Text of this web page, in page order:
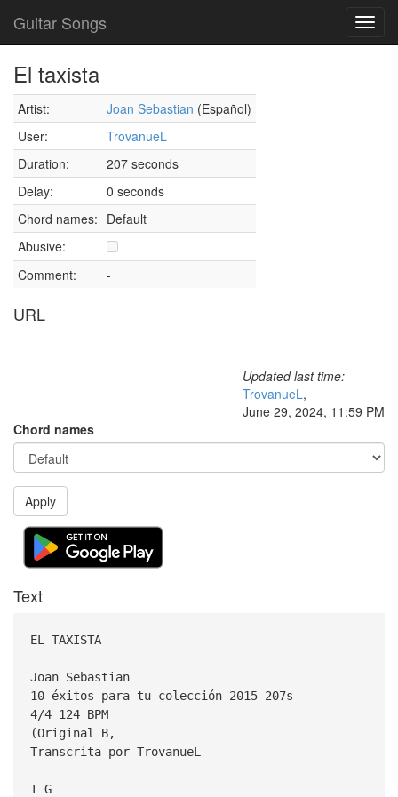
Guitar Songs
El taxista
Artist: Joan Sebastian (Español)
User:
TrovanueL
Duration:
207 seconds
Delay:
0 seconds
Chord names: Default
Abusive:
Comment:
-
URL
Updated last time:
TrovanueL,
June 29, 2024, 11:59 PM
Chord names
Apply
Text
EL TAXISTA
Joan Sebastian
10 éxitos para tu colección 2015 207s
4/4 124 BPM
(Original B,
Transcrita por TrovanueL
T G